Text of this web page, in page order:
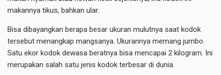
makannya tikus, bahkan ular.
Bisa dibayangkan berapa besar ukuran mulutnya saat kodok
tersebut menangkap mangsanya. Ukurannya memang jumbo.
Satu ekor kodok dewasa beratnya bisa mencapai 2 kilogram. Ini
merupakan salah satu jenis kodok terbesar di dunia.